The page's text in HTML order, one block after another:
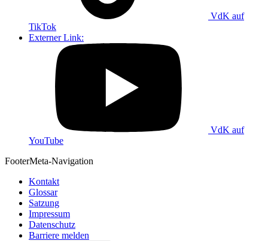
VdK auf
TikTok
Externer Link:
VdK auf
YouTube
FooterMeta-Navigation
Kontakt
Glossar
Satzung
Impressum
Datenschutz
Barriere melden